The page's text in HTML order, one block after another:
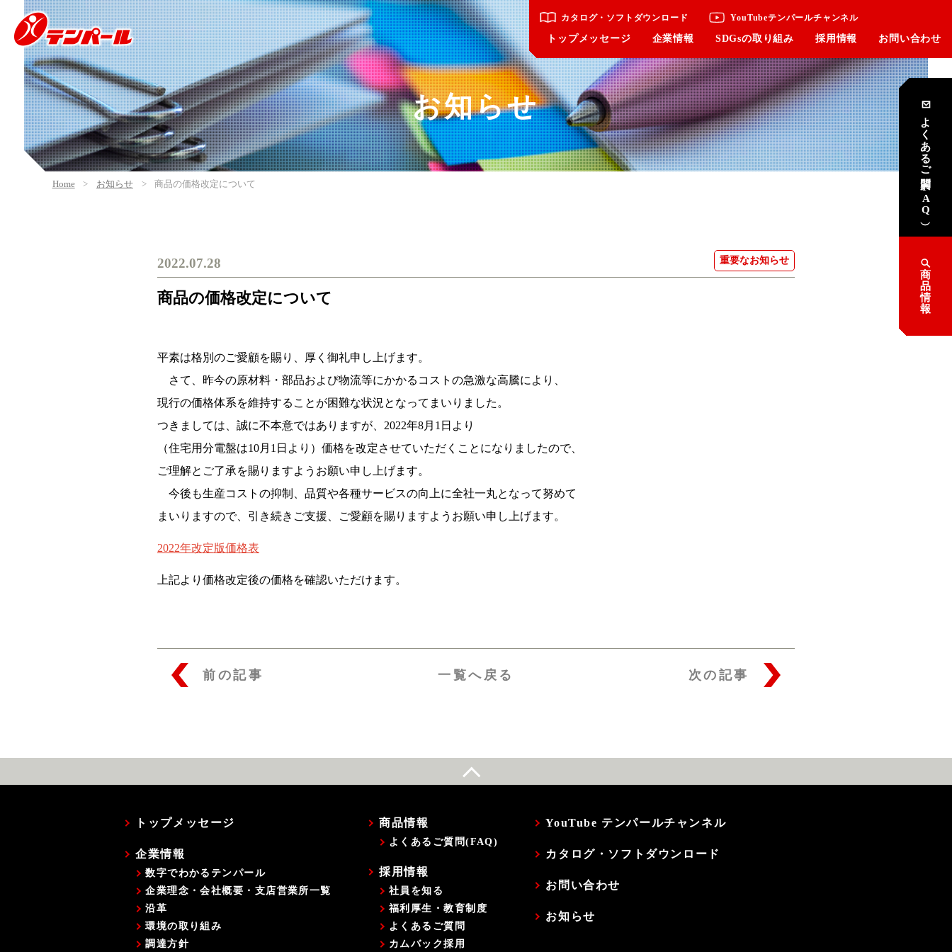
カタログ・ソフトダウンロード YouTubeテンパールチャンネル
トップメッセージ 企業情報 SDGsの取り組み 採用情報 お問い合わせ
よくあるご質問
（FAQ）
商
品
情
報
お知らせ
Home お知らせ 商品の価格改定について
商品の価格改定について
2022.07.28 重要なお知らせ
平素は格別のご愛顧を賜り、厚く御礼申し上げます。
さて、昨今の原材料・部品および物流等にかかるコストの急激な高騰により、
現行の価格体系を維持することが困難な状況となってまいりました。
つきましては、誠に不本意ではありますが、2022年8月1日より
（住宅用分電盤は10月1日より）価格を改定させていただくことになりましたので、
ご理解とご了承を賜りますようお願い申し上げます。
今後も生産コストの抑制、品質や各種サービスの向上に全社一丸となって努めて
まいりますので、引き続きご支援、ご愛顧を賜りますようお願い申し上げます。
2022年改定版価格表
上記より価格改定後の価格を確認いただけます。
前の記事 一覧へ戻る 次の記事
トップメッセージ
企業情報
数字でわかるテンパール
企業理念・会社概要・支店営業所一覧
沿革
環境の取り組み
調達方針
商品情報
よくあるご質問(FAQ)
採用情報
社員を知る
福利厚生・教育制度
よくあるご質問
カムバック採用
YouTube テンパールチャンネル
カタログ・ソフトダウンロード
お問い合わせ
お知らせ